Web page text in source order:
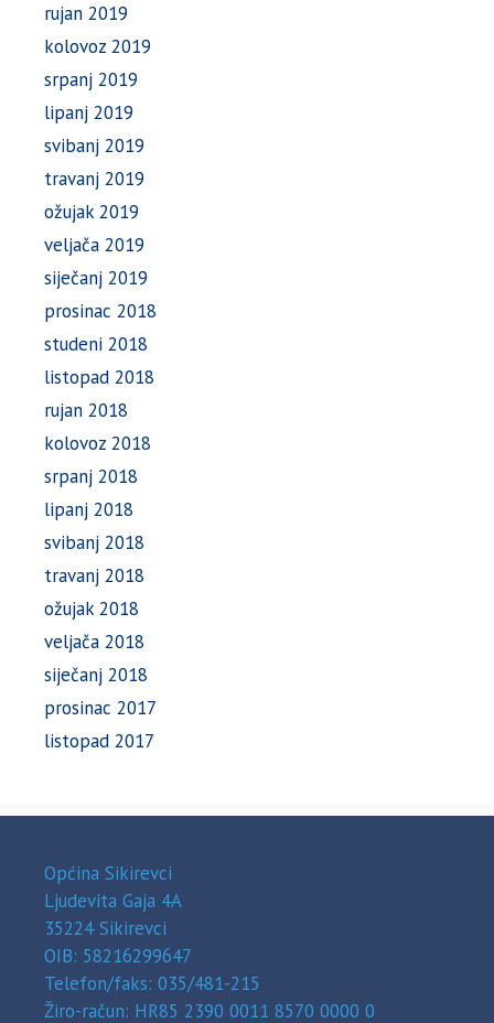
rujan 2019
kolovoz 2019
srpanj 2019
lipanj 2019
svibanj 2019
travanj 2019
ožujak 2019
veljača 2019
siječanj 2019
prosinac 2018
studeni 2018
listopad 2018
rujan 2018
kolovoz 2018
srpanj 2018
lipanj 2018
svibanj 2018
travanj 2018
ožujak 2018
veljača 2018
siječanj 2018
prosinac 2017
listopad 2017
Općina Sikirevci
Ljudevita Gaja 4A
35224 Sikirevci
OIB: 58216299647
Telefon/faks: 035/481-215
Žiro-račun: HR85 2390 0011 8570 0000 0